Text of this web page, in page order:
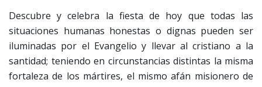
Descubre y celebra la fiesta de hoy que todas las
situaciones humanas honestas o dignas pueden ser
iluminadas por el Evangelio y llevar al cristiano a la
santidad; teniendo en circunstancias distintas la misma
fortaleza de los mártires, el mismo afán misionero de